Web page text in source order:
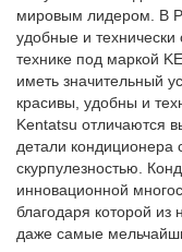
мировым лидером. В
удобные и
технике под маркой
иметь значительный
красивы, удобны и
Kentatsu отличаются
детали кондиционера
скурпулезностью.
инновационной
благодаря которой из
даже самые